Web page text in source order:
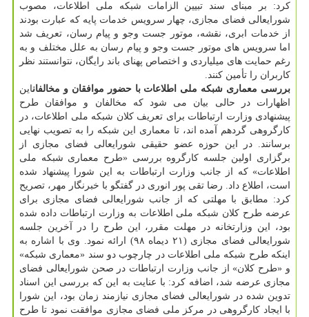
كرد: بر مبنای سند تبیین الزامات شبكه ملی اطلاعات، مصوب
شورایعالی فضای مجازی، چهار سرویس خدمات پایه كه عبارت بودند
از خدمات ابری، نقشه، موتور جست وجو و پیام رسان، تعریف شد
اما سرویس های موتور جست وجو و پیام رسان به علل مختلف و به
رغم حمایت های میلیاردی و اختصاص پهنای باند رایگان، نتوانستند نظر
كاربران را تأمین كنند.
بررسی معماری شبكه ملی اطلاعات با حضور موافقان و مخالفاناین
اظهارات در حالی بیان می شود كه مخالفان و موافقان طرح
پیشنهادی وزارت ارتباطات برای تعریف كلان شبكه ملی اطلاعات، در
كارگروهی گردهم آمده اند، تا معماری این شبكه را به تصویب نهایی
برسانند. در این حوزه عضو حقیقی شورایعالی فضای مجازی از
برگزاری اولین جلسه كارگروه بررسی «طرح معماری شبكه ملی
اطلاعات» كه از جانب وزارت ارتباطات به این شورا پیشنهاد شده
است، اطلاع داد. رضا تقی پور انوری در گفتگو با خبرنگار مهر، تصریح
كرد: مطابق با مهلتی كه از جانب شورایعالی فضای مجازی برای
عرضه طرح كلان شبكه ملی اطلاعات به وزارت ارتباطات داده شده
بود، این وزارتخانه در مهلت مقرر، این طرح را در آخرین جلسه
شورایعالی فضای مجازی (۲۱ دیماه ۹۸) ارائه نمود. وی با اشاره به
اینكه طرح شبكه ملی اطلاعات در چارچوب دو سند «معماری شبكه»
و «طرح كلان» از جانب وزارت ارتباطات در صحن شورایعالی فضای
مجازی عرضه شد، اضافه كرد: با عنایت به این كه بررسی این اسناد
تدوین شده در شورایعالی فضای مجازی نیازمند زمان بود، این شورا
با ایجاد كارگروهی در مركز ملی فضای مجازی موافقت نمود تا طرح